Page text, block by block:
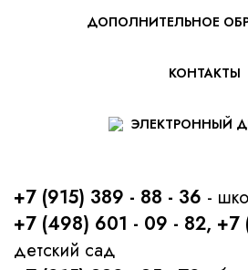
ДОПОЛНИТЕЛЬНОЕ
КОНТАКТЫ
ЭЛЕКТРОННЫЙ
+7 (915) 389 - 88 - 36 -
+7 (498) 601 - 09 - 82, +7
детский сад